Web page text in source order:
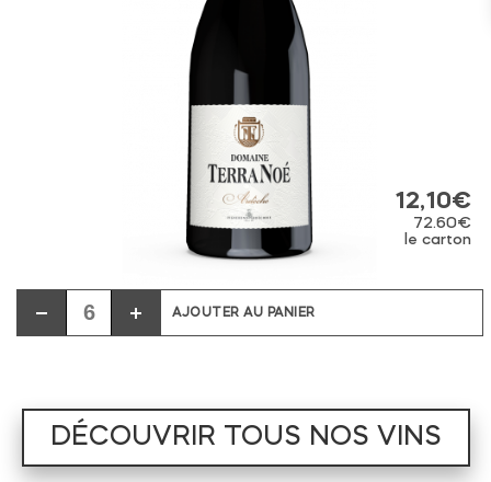
12,10€
72.60€
le carton
AJOUTER AU PANIER
DÉCOUVRIR TOUS NOS VINS